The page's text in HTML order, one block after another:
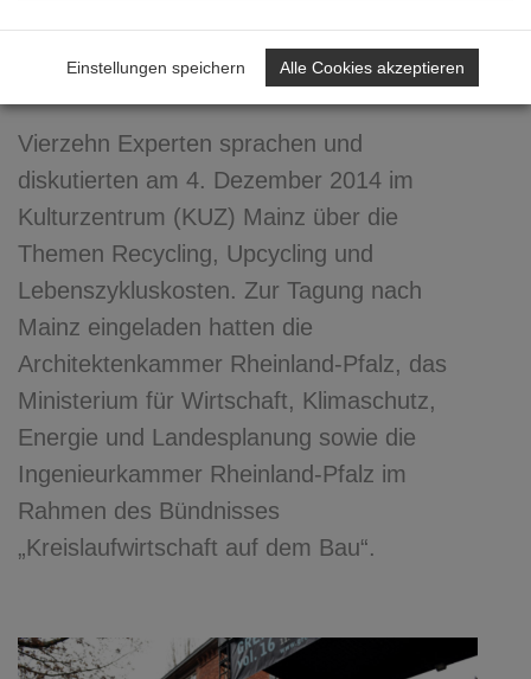
MehrWert statt Müll -
Architektur als Ressource
Vierzehn Experten sprachen und
diskutierten am 4. Dezember 2014 im
Kulturzentrum (KUZ) Mainz über die
Themen Recycling, Upcycling und
Lebenszykluskosten. Zur Tagung nach
Mainz eingeladen hatten die
Architektenkammer Rheinland-Pfalz, das
Ministerium für Wirtschaft, Klimaschutz,
Energie und Landesplanung sowie die
Ingenieurkammer Rheinland-Pfalz im
Rahmen des Bündnisses
„Kreislaufwirtschaft auf dem Bau“.
Previous Next
Einstellungen speichern Alle Cookies akzeptieren